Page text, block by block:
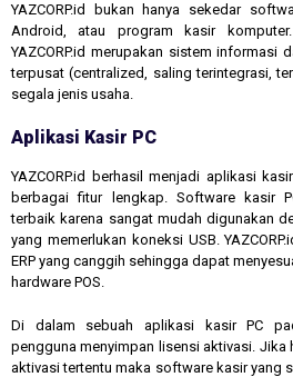
YAZCORP.id bukan hanya sekedar
Android, atau program kasir
YAZCORP.id merupakan sistem informasi
terpusat (centralized, saling terintegrasi,
segala jenis usaha.
Aplikasi Kasir PC
YAZCORP.id berhasil menjadi aplikasi
berbagai fitur lengkap. Software kasir
terbaik karena sangat mudah digunakan
yang memerlukan koneksi USB.
ERP yang canggih sehingga dapat
hardware POS.
Di dalam sebuah aplikasi kasir PC
pengguna menyimpan lisensi aktivasi. Jika
aktivasi tertentu maka software kasir yang